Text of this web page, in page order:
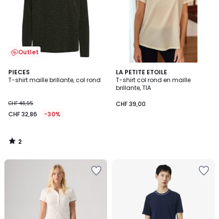
Outlet
PIECES
T-shirt maille brillante, col rond
CHF 46,95
CHF 32,86 -30%
2
/
2
/
LA PETITE ETOILE
T-shirt col rond en maille
brillante, TIA
CHF 39,00